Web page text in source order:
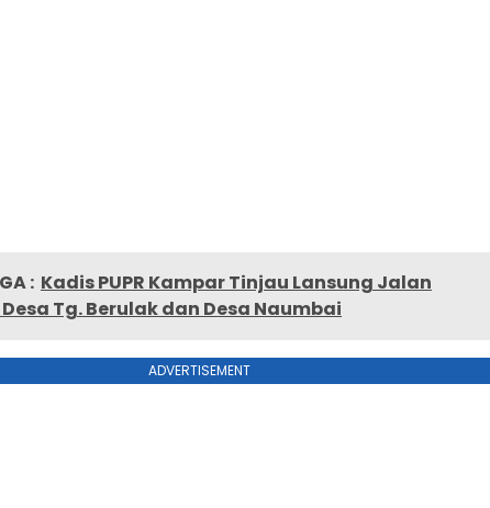
: Kadis PUPR Kampar Tinjau Lansung Jalan
Tg. Berulak dan Desa Naumbai
ADVERTISEMENT